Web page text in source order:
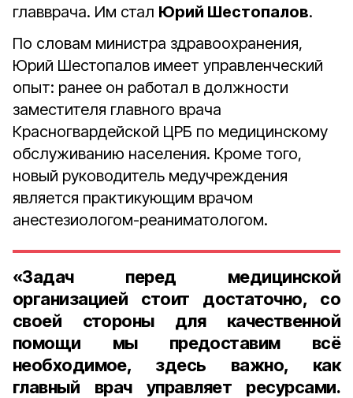
главврача. Им стал Юрий Шестопалов.
По словам министра здравоохранения,
Юрий Шестопалов имеет управленческий
опыт: ранее он работал в должности
заместителя главного врача
Красногвардейской ЦРБ по медицинскому
обслуживанию населения. Кроме того,
новый руководитель медучреждения
является практикующим врачом
анестезиологом-реаниматологом.
«Задач перед медицинской
организацией стоит достаточно, со
своей стороны для качественной
помощи мы предоставим всё
необходимое, здесь важно, как
главный врач управляет ресурсами.